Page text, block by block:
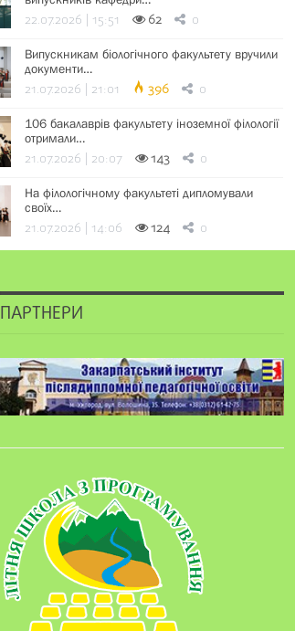
22.07.2026 | 15:51 62 0
Випускникам біологічного факультету вручили
документи…
21.07.2026 | 21:01 396 0
106 бакалаврів факультету іноземної філології
отримали…
21.07.2026 | 20:07 143 0
На філологічному факультеті дипломували
своїх…
21.07.2026 | 14:06 124 0
ПАРТНЕРИ